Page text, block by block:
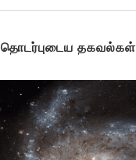
தொடர்புடைய தகவல்கள்